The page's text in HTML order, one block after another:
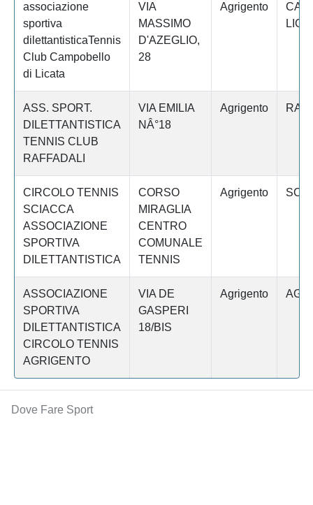
associazione
sportiva
dilettantisticaTennis
Club Campobello
di Licata
VIA
MASSIMO
D'AZEGLIO,
28
Agrigento
ASS. SPORT.
DILETTANTISTICA
TENNIS CLUB
RAFFADALI
VIA EMILIA
NÂ°18
Agrigento
CIRCOLO TENNIS
SCIACCA
ASSOCIAZIONE
SPORTIVA
DILETTANTISTICA
CORSO
MIRAGLIA
CENTRO
COMUNALE
TENNIS
Agrigento
ASSOCIAZIONE
SPORTIVA
DILETTANTISTICA
CIRCOLO TENNIS
AGRIGENTO
VIA DE
GASPERI
18/BIS
Agrigento
Dove Fare Sport